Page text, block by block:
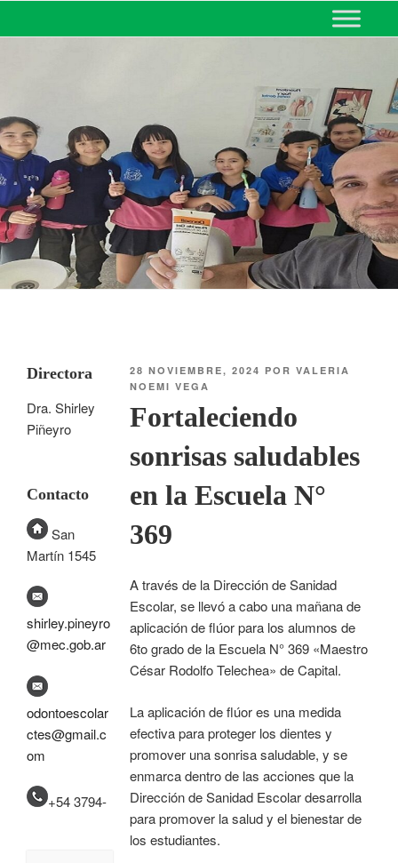
MINISTERIO DE EDUCACIÓN
DE CORRIENTES
28 NOVIEMBRE, 2024 PORVALERIA
NOEMI VEGA
Fortaleciendo
sonrisas saludables
en la Escuela N°
369
A través de la Dirección de Sanidad
Escolar, se llevó a cabo una mañana de
aplicación de flúor para los alumnos de
6to grado de la Escuela N° 369 «Maestro
César Rodolfo Telechea» de Capital.
La aplicación de flúor es una medida
efectiva para proteger los dientes y
promover una sonrisa saludable, y se
enmarca dentro de las acciones que la
Dirección de Sanidad Escolar desarrolla
para promover la salud y el bienestar de
los estudiantes.
Directora
Dra. Shirley
Piñeyro
Contacto
San
Martín 1545
shirley.pineyro
@mec.gob.ar
odontoescolar
ctes@gmail.c
om
+54 3794-